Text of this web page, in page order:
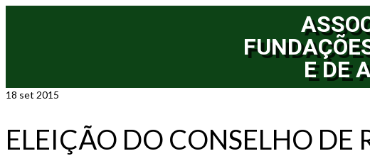
E DE
18 set 2015
ELEIÇÃO DO CONSELHO DE